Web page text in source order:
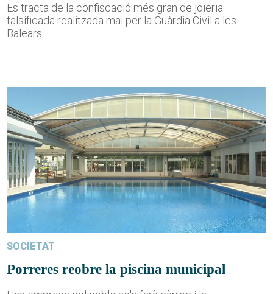
Es tracta de la confiscació més gran de joieria
falsificada realitzada mai per la Guàrdia Civil a les
Balears
SOCIETAT
Porreres reobre la piscina municipal